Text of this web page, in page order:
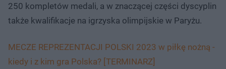
250 kompletów medali, a w znaczącej części dyscyplin
także kwalifikacje na igrzyska olimpijskie w Paryżu.
MECZE REPREZENTACJI POLSKI 2023 w piłkę nożną -
kiedy i z kim gra Polska? [TERMINARZ]